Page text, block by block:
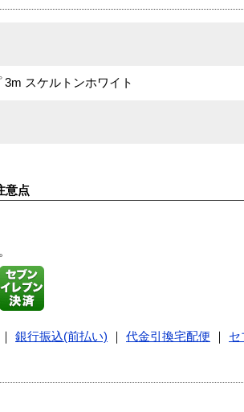
3m スケルトンホワイト
意点
銀行振込(前払い) 代金引換宅配便
セ